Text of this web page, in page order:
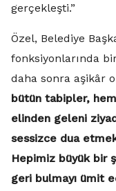
gerçekleşti.”
Özel, Belediye
fonksiyonlarında
daha sonra aşikâr
bütün tabipler,
elinden geleni
sessizce dua etmek
Hepimiz büyük bir
geri bulmayı ümit